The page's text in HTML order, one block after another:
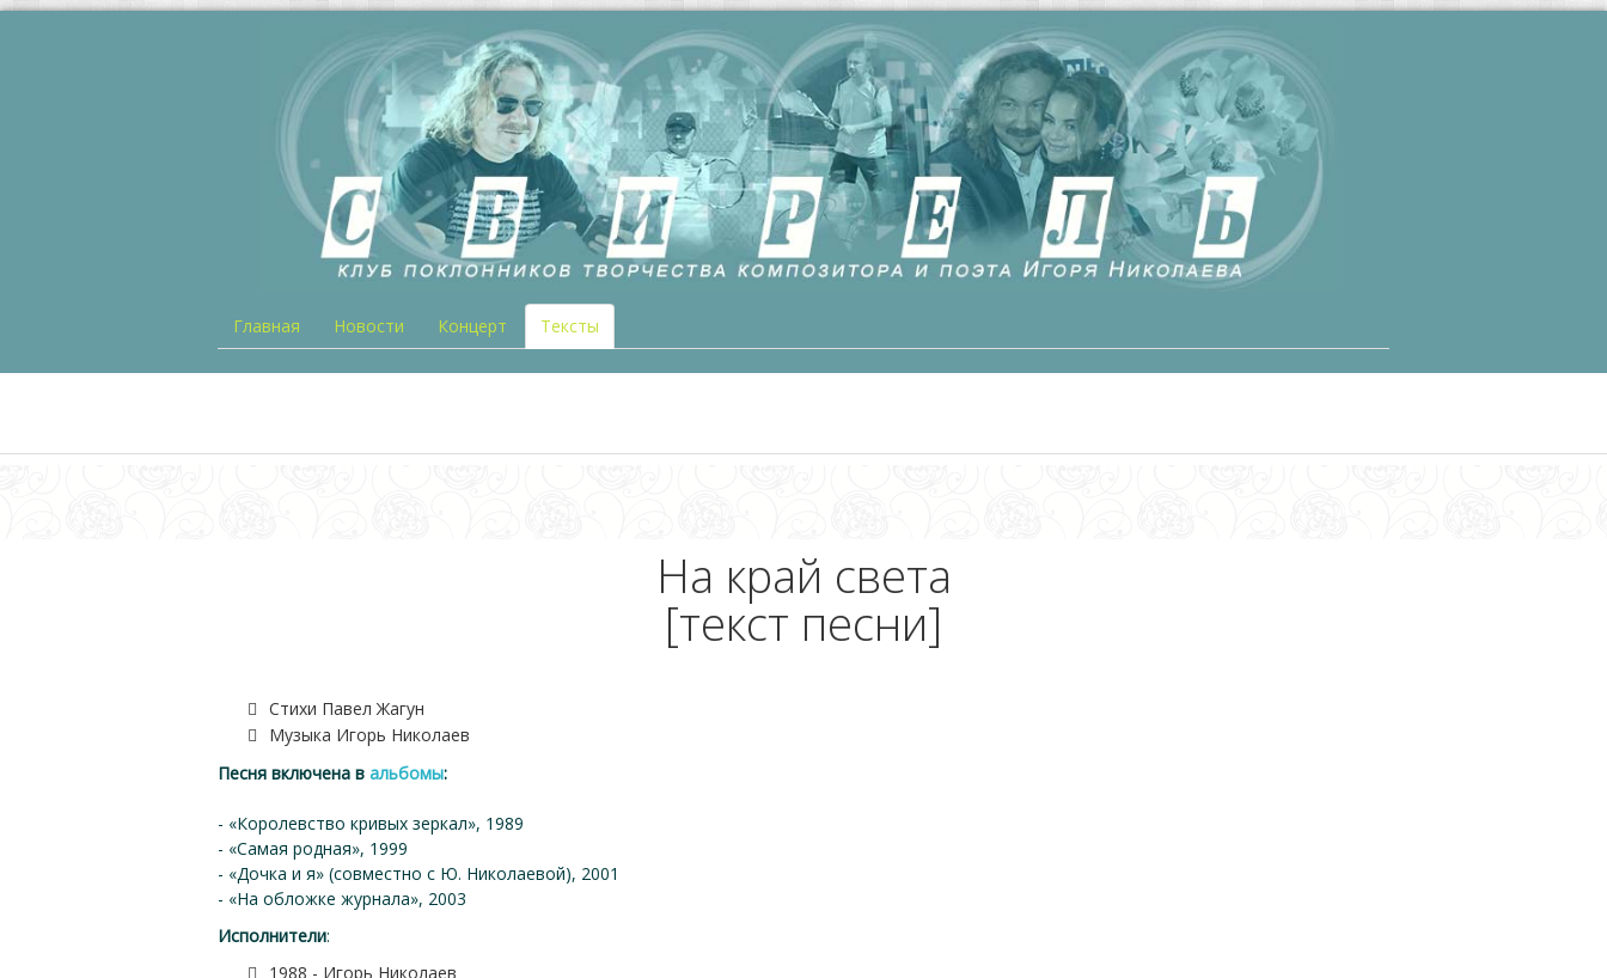
Главная Новости Концерт Тексты
На край света
[текст песни]
Стихи Павел Жагун
Музыка Игорь Николаев
Песня включена в альбомы:
- «Королевство кривых зеркал», 1989
- «Самая родная», 1999
- «Дочка и я» (совместно с Ю. Николаевой), 2001
- «На обложке журнала», 2003
Исполнители:
1988 - Игорь Николаев